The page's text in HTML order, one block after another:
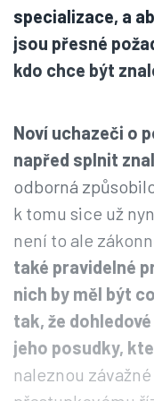
specializace, a
jsou přesné
kdo chce být
Noví uchazeči o
napřed splnit
odborná
k tomu sice už
není to ale
také pravidelné
nich by měl být
tak, že
jeho posudky,
naleznou